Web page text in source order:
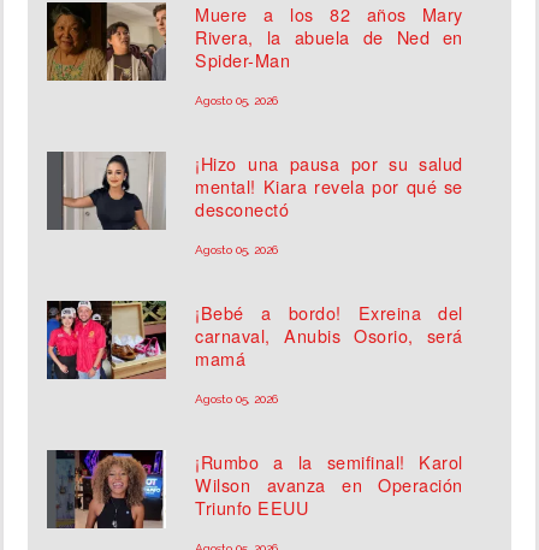
Muere a los 82 años Mary
Rivera, la abuela de Ned en
Spider-Man
Agosto 05, 2026
¡Hizo una pausa por su salud
mental! Kiara revela por qué se
desconectó
Agosto 05, 2026
¡Bebé a bordo! Exreina del
carnaval, Anubis Osorio, será
mamá
Agosto 05, 2026
¡Rumbo a la semifinal! Karol
Wilson avanza en Operación
Triunfo EEUU